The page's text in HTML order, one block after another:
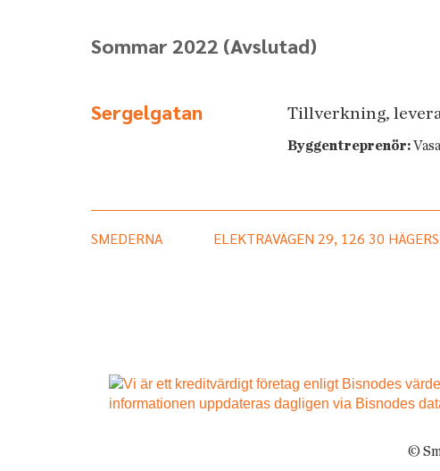
Sommar 2022 (Avslutad)
Sergelgatan Tillverkning,
Byggentreprenör:
SMEDERNA ELEKTRAVÄGEN 29, 126 30
©